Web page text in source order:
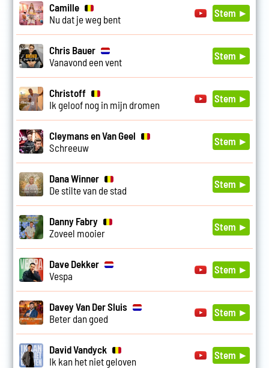
Camille
Nu dat je weg bent
Stem ►
Chris Bauer
Vanavond een vent
Stem ►
Christoff
Ik geloof nog in mijn dromen
Stem ►
Cleymans en Van Geel
Schreeuw
Stem ►
Dana Winner
De stilte van de stad
Stem ►
Danny Fabry
Zoveel mooier
Stem ►
Dave Dekker
Vespa
Stem ►
Davey Van Der Sluis
Beter dan goed
Stem ►
David Vandyck
Ik kan het niet geloven
Stem ►